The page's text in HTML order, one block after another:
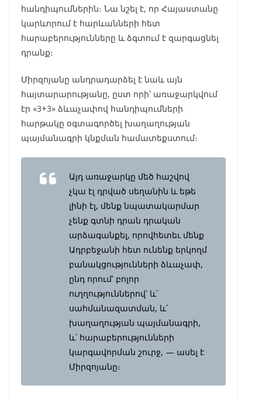
հանդիպումներին։ Նա նշել է, որ Հայաստանը
կարևորում է հարևանների հետ
հարաբերությունները և ձգտում է զարգացնել
դրանք։
Միրզոյանը անդրադարձել է նաև այն
հայտարարությանը, ըստ որի՝ առաջարկվում
էր «3+3» ձևաչափով հանդիպումների
հարթակը օգտագործել խաղաղության
պայմանագրի կնքման համատեքստում։
Այդ առաջարկը մեծ հաշվով
չկա էլ դրված սեղանին և եթե
լինի էլ, մենք նպատակարմար
չենք գտնի դրան դրական
արձագանքել, որովհետեւ մենք
Ադրբեջանի հետ ունենք երկողմ
բանակցությունների ձևաչափ,
ընդ որում՝ բոլոր
ուղղություններով՝ և՛
սահմանազատման, և՛
խաղաղության պայմանագրի,
և՛ հարաբերությունների
կարգավորման շուրջ, — ասել է
Միրզոյանը։